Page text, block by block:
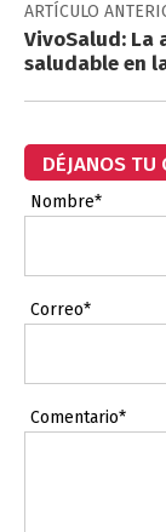
ARTÍCULO
VivoSalud: La
saludable en
DÉJANOS TU
Nombre*
Correo*
Comentario*